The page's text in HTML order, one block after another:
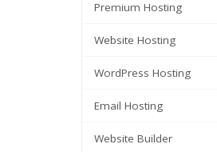
Premium Hosting
Website Hosting
WordPress Hosting
Email Hosting
Website Builder